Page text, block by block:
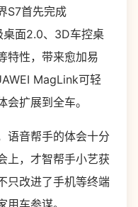
S7首先完成
面2.0、3D车控桌
特性，带来愈加易
MagLink可轻
扩展到全车。
语音帮手的体会十分
上，才智帮手小艺获
只改进了手机等终端
车参谋。